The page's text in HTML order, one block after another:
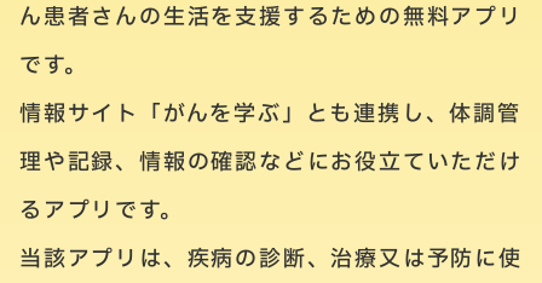
ん患者さんの生活を支援するための無料アプリ
です。
情報サイト「がんを学ぶ」とも連携し、体調管
理や記録、情報の確認などにお役立ていただけ
るアプリです。
当該アプリは、疾病の診断、治療又は予防に使